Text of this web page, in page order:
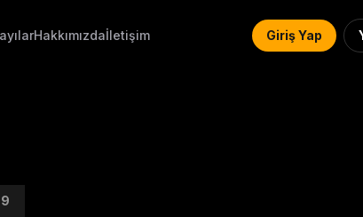
Hakkımızdaİletişim Giriş Yap